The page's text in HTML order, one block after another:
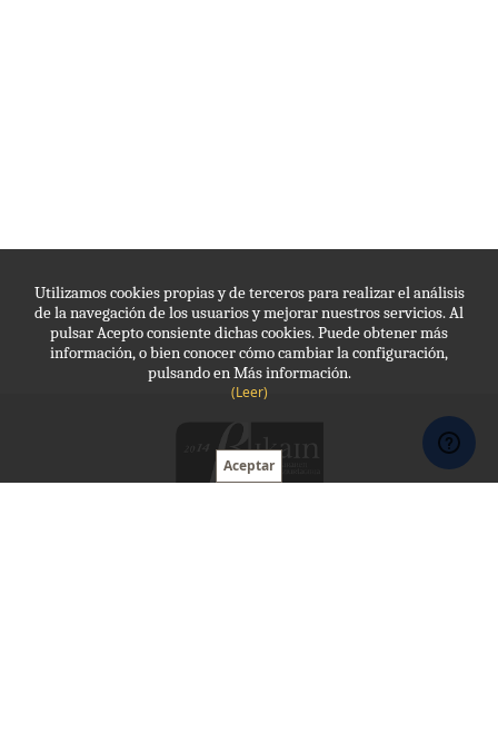
Utilizamos cookies propias y de terceros para realizar el análisis
de la navegación de los usuarios y mejorar nuestros servicios. Al
pulsar Acepto consiente dichas cookies. Puede obtener más
información, o bien conocer cómo cambiar la configuración,
pulsando en Más información.
(Leer)